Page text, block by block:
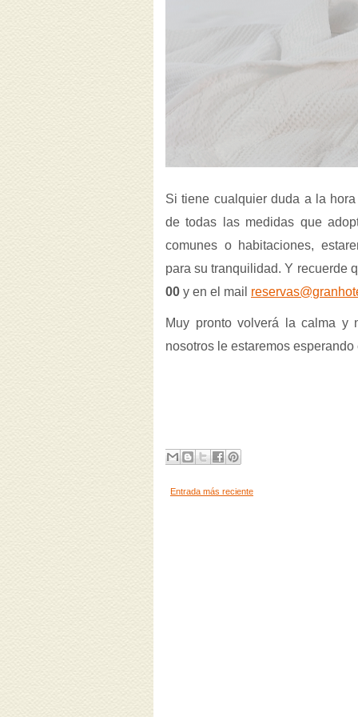
Si tiene cualquier duda a la
de todas las medidas que
comunes o habitaciones,
para su tranquilidad. Y recuerde
00 y en el mail
Muy pronto volverá la calma y
nosotros le estaremos
Entrada más reciente